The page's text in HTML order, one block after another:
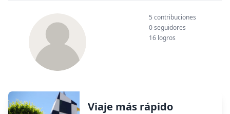
5 contribuciones
0 seguidores
16 logros
Viaje más rápido